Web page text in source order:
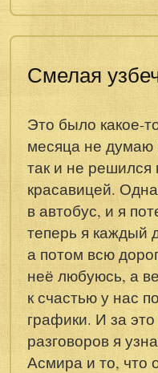
Смелая
Это было какое-
месяца не думаю
так и не решился
красавицей.
в автобус, и я
теперь я каждый
а потом всю
неё любуюсь, а
к счастью у нас
графики. И за
разговоров я
Асмира и то, что